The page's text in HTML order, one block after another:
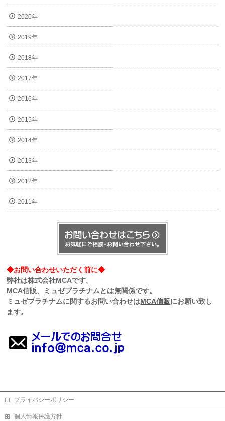
2020年
2019年
2018年
2017年
2016年
2015年
2014年
2013年
2012年
2011年
◆お問い合わせいただく前に◆
弊社は株式会社MCAです。
MCA信販、ミュゼプラチナムとは無関係です。
ミュゼプラチナムに関するお問い合わせはMCA信販にお願い致し
ます。
プライバシーポリシー
個人情報保護方針